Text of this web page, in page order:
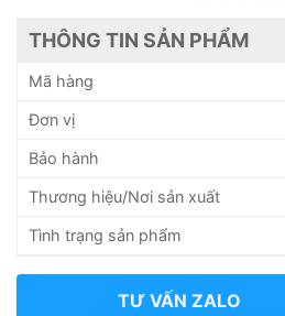
THÔNG TIN SẢN PHẨM
Mã hàng
Đơn vị
Bảo hành
Thương hiệu/Nơi sản xuất
Tình trạng sản phẩm
TƯ VẤN ZALO